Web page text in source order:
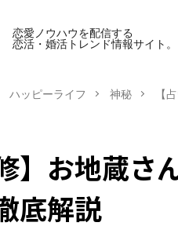
恋愛ノウハウを配信する
恋活・婚活トレンド情報サイト。
ハッピーライフ 神秘 【
】お地蔵さ
底解説